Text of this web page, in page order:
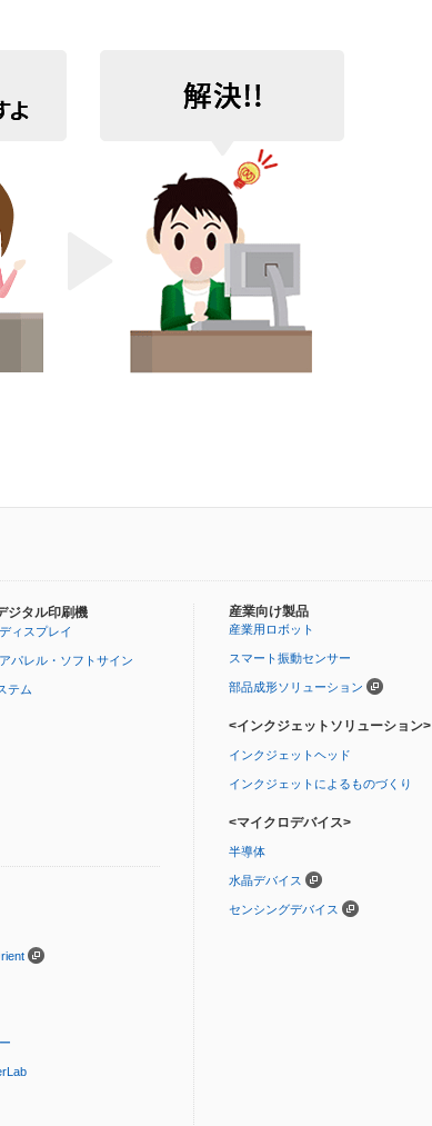
ジタル印刷機
ィスプレイ
パレル・ソフトサイン
テム
産業向け製品
産業用ロボット
スマート振動センサー
部品成形ソリューション
<インクジェットソリューション>
インクジェットヘッド
インクジェットによるものづくり
<マイクロデバイス>
半導体
水晶デバイス
センシングデバイス